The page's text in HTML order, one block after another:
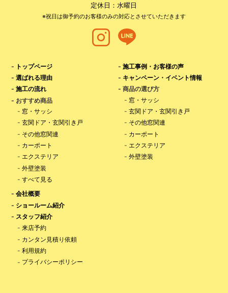
定休日：水曜日
※祝日は御予約のお客様のみの対応とさせていただきます
- トップページ
- 選ばれる理由
- 施工の流れ
- おすすめ商品
- 窓・サッシ
- 玄関ドア・玄関引き戸
- その他窓関連
- カーポート
- エクステリア
- 外壁塗装
- すべて見る
-施工事例・お客様の声
- キャンペーン・イベント情報
- 商品の選び方
- 窓・サッシ
-玄関ドア・玄関引き戸
- その他窓関連
- カーポート
- エクステリア
-外壁塗装
- 会社概要
- ショールーム紹介
- スタッフ紹介
- 来店予約
- カンタン見積り依頼
- 利用規約
- プライバシーポリシー